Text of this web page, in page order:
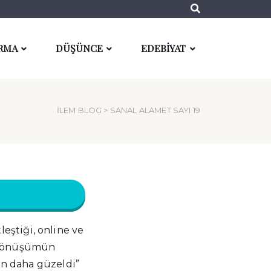
DÜŞÜNCE EDEBİYAT
İLEM BLOG > SANAL ALAMET SAYI 19
online ve
daha güzeldi”